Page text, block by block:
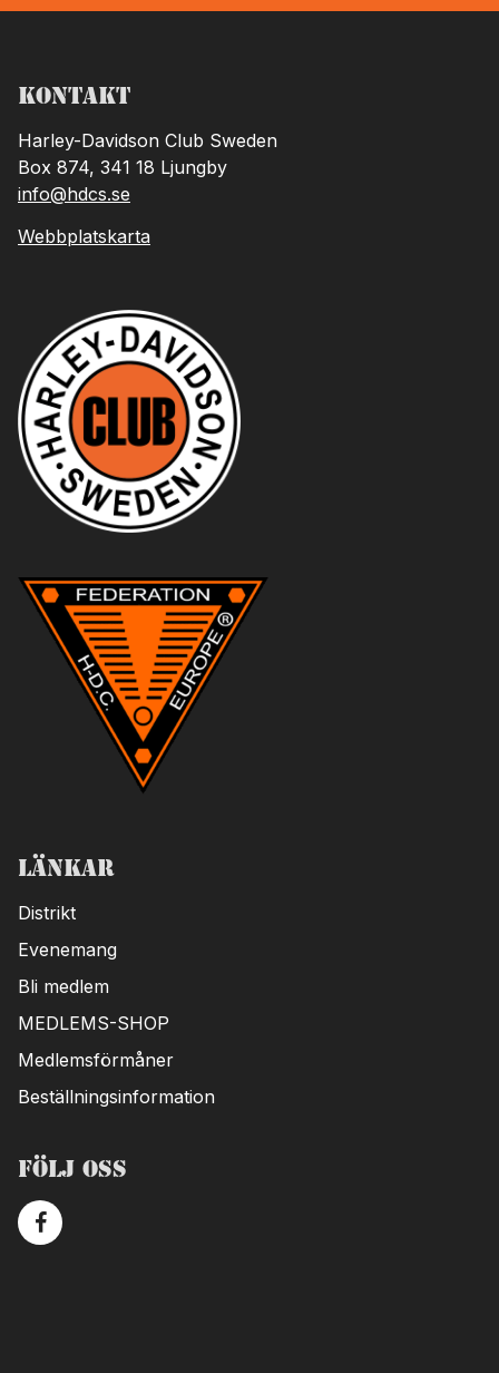
Kontakt
Harley-Davidson Club Sweden
Box 874, 341 18 Ljungby
info@hdcs.se
Webbplatskarta
Länkar
Distrikt
Evenemang
Bli medlem
MEDLEMS-SHOP
Medlemsförmåner
Beställningsinformation
Följ oss